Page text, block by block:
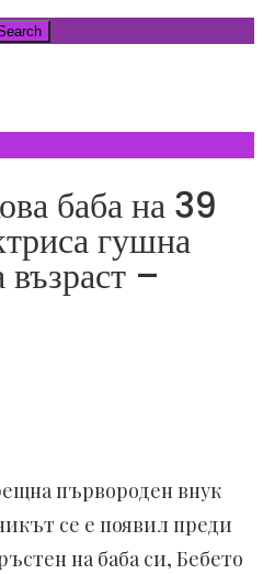
баба на 39
гушна
–
първороден внук
се е появил преди
на баба си, Бебето